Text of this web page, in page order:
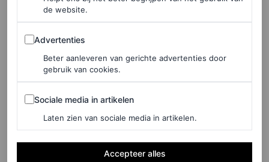
de website.
Advertenties
Advertenties
Beter aanleveren van gerichte advertenties door
gebruik van cookies.
Sociale media in artikelen
Sociale media in artikelen
Laten zien van sociale media in artikelen.
Accepteer alles